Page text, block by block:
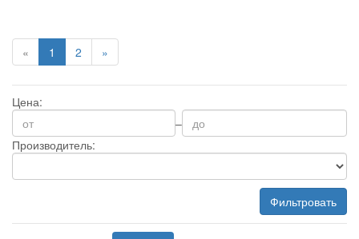
« 1 2 »
Цена:
–
Производитель:
Фильтровать